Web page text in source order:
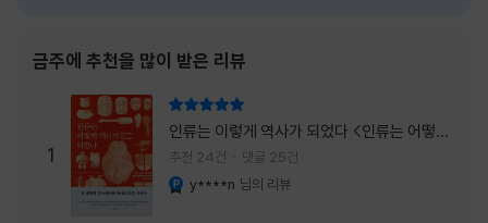
목을 보았을 때는 동화를 다시 읽는 감성 에세
이 정도로 생각했다. 하지만 책장을 넘길수록
깨닫게 된다. 동화는 아이들만을 위한 이야기가
아니라, 삶에 지친 어른들의 마음을 치유하는
가장 순수한 언어라는 사실을 말이다. 이 책은
익숙한
금주에 추천을 많이 받은 리뷰
1
인류는 이렇게 역사가 되었다 <인류는 어떻게
역사가 되었나>
추천 24건 댓글 25건
y****n 님의 리뷰